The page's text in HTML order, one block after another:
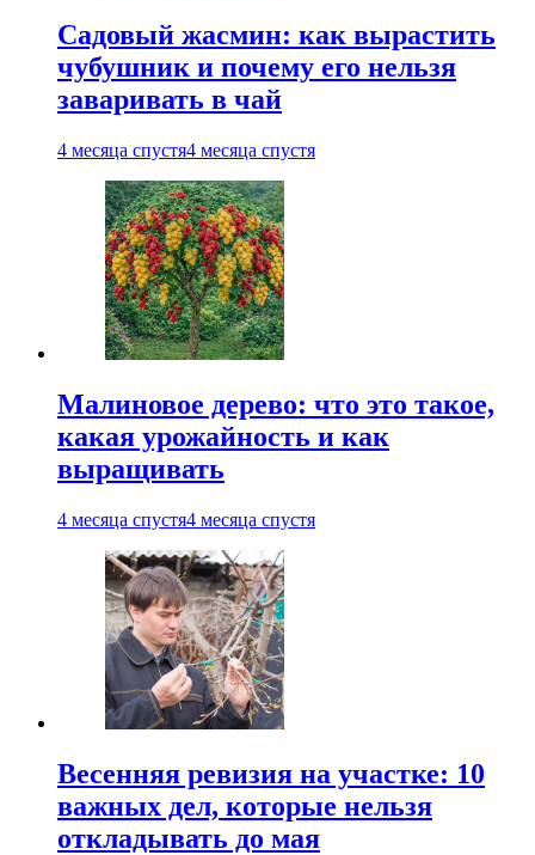
Садовый жасмин: как вырастить
чубушник и почему его нельзя
заваривать в чай
4 месяца спустя4 месяца спустя
Малиновое дерево: что это такое,
какая урожайность и как
выращивать
4 месяца спустя4 месяца спустя
Весенняя ревизия на участке: 10
важных дел, которые нельзя
откладывать до мая